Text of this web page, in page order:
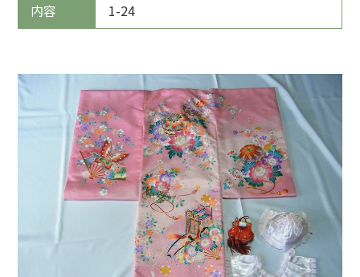
内容
1-24